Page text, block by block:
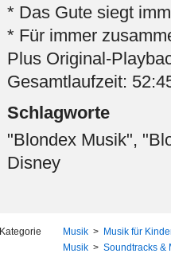
* Das Gute siegt
* Für immer
Plus Original-
Gesamtlaufzeit:
Schlagworte
"Blondex Musik",
Disney
Kategorie Musik > Musik für
Musik > Soundtracks &